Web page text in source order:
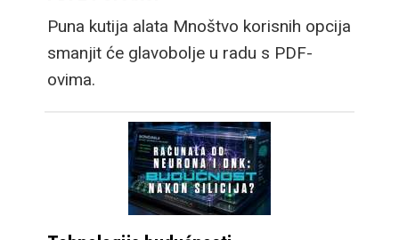
Puna kutija alata Mnoštvo korisnih opcija
smanjit će glavobolje u radu s PDF-
ovima.